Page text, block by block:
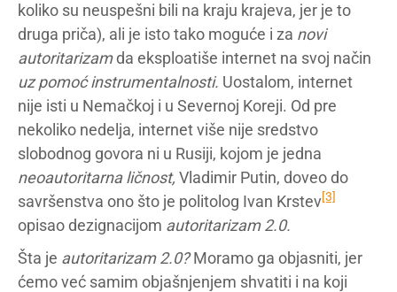
koliko su neuspešni bili na kraju krajeva, jer je to
druga priča), ali je isto tako moguće i za novi
autoritarizamda eksploatiše internet na svoj način
uz pomoć instrumentalnosti. Uostalom, internet
nije isti u Nemačkoj i u Severnoj Koreji. Od pre
nekoliko nedelja, internet više nije sredstvo
slobodnog govora ni u Rusiji, kojom je jedna
neoautoritarna ličnost, Vladimir Putin, doveo do
savršenstva ono što je politolog Ivan Krstev[3]
opisao dezignacijom autoritarizam 2.0.
Šta je autoritarizam 2.0?Moramo ga objasniti, jer
ćemo već samim objašnjenjem shvatiti i na koji